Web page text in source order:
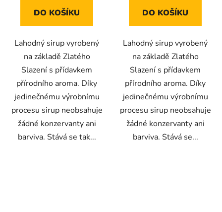
DO KOŠÍKU
Lahodný sirup vyrobený
na základě Zlatého
Slazení s přídavkem
přírodního aroma. Díky
jedinečnému výrobnímu
procesu sirup neobsahuje
žádné konzervanty ani
barviva. Stává se tak...
DO KOŠÍKU
Lahodný sirup vyrobený
na základě Zlatého
Slazení s přídavkem
přírodního aroma. Díky
jedinečnému výrobnímu
procesu sirup neobsahuje
žádné konzervanty ani
barviva. Stává se...